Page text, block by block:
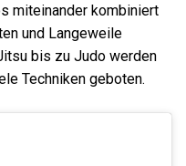
miteinander kombiniert
und Langeweile
bis zu Judo werden
Techniken geboten.